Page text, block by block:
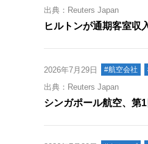
出典：Reuters Japan
ヒルトンが通期客室収
2026年7月29日 #航空会社
出典：Reuters Japan
シンガポール航空、第